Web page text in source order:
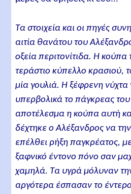
Τα στοιχεία και οι πηγές
αιτία θανάτου του
οξεία περιτονίτιδα. Η
τεράστιο κύπελλο κρασιού,
μία γουλιά. Η ξέφρενη
υπερβολικά το πάγκρεας
αποτέλεσμα η κούπα αυτή
δέχτηκε ο Αλέξανδρος να
επέλθει ρήξη παγκρέατος,
ξαφνικό έντονο πόνο σαν
χαμηλά. Τα υγρά μόλυναν
αργότερα έσπασαν το